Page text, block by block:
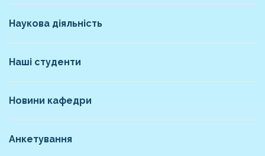
Наукова діяльність
Наші студенти
Новини кафедри
Анкетування